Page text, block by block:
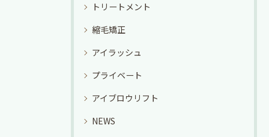
トリートメント
縮毛矯正
アイラッシュ
プライベート
アイブロウリフト
NEWS